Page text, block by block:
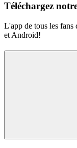
Téléchargez
L'app de tous les
et Android!